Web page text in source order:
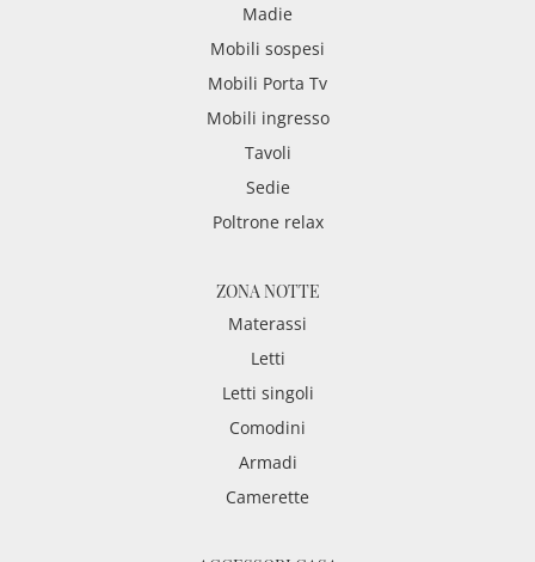
Madie
Mobili sospesi
Mobili Porta Tv
Mobili ingresso
Tavoli
Sedie
Poltrone relax
ZONA NOTTE
Materassi
Letti
Letti singoli
Comodini
Armadi
Camerette